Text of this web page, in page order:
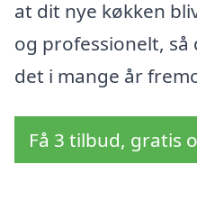
at dit nye køkken
og professionelt,
det i mange år
Få 3 tilbud, gratis